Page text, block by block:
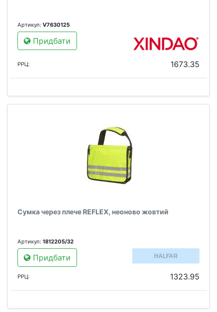
Артикул: V7630125
Придбати
РРЦ: 1673.35
Сумка через плече REFLEX, неоново жовтий
Артикул: 1812205/32
Придбати
РРЦ: 1323.95